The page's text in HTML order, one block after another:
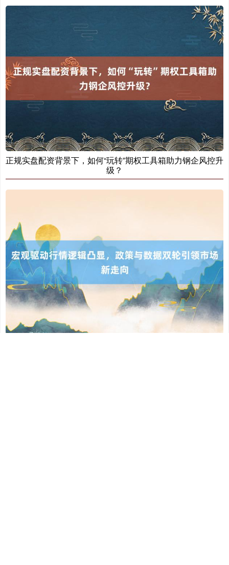
正规实盘配资背景下，如何“玩转”期权工具箱助力钢企风控升
级？